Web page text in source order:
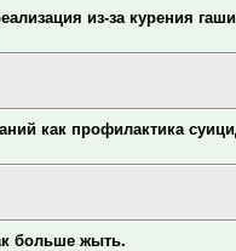
из-за курения
как профилактика
больше жыть.